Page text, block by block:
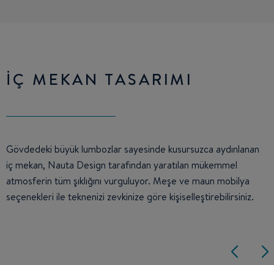
İÇ MEKAN TASARIMI
Gövdedeki büyük lumbozlar sayesinde kusursuzca aydınlanan
iç mekan, Nauta Design tarafından yaratılan mükemmel
atmosferin tüm şıklığını vurguluyor. Meşe ve maun mobilya
seçenekleri ile teknenizi zevkinize göre kişiselleştirebilirsiniz.